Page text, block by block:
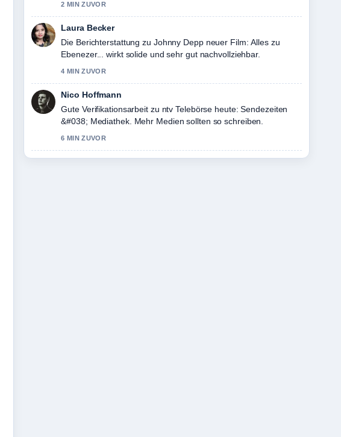
2 MIN ZUVOR
Laura Becker
Die Berichterstattung zu Johnny Depp neuer Film: Alles zu
Ebenezer... wirkt solide und sehr gut nachvollziehbar.
4 MIN ZUVOR
Nico Hoffmann
Gute Verifikationsarbeit zu ntv Telebörse heute: Sendezeiten
&#038; Mediathek. Mehr Medien sollten so schreiben.
6 MIN ZUVOR